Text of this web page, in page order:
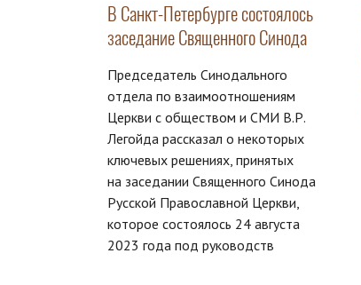
В Санкт-Петербурге состоялось
заседание Священного Синода
Председатель Синодального
отдела по взаимоотношениям
Церкви с обществом и СМИ В.Р.
Легойда рассказал о некоторых
ключевых решениях, принятых
на заседании Священного Синода
Русской Православной Церкви,
которое состоялось 24 августа
2023 года под руководств